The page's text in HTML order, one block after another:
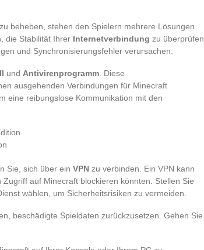
beheben, stehen den Spielern mehrere Lösungen
die Stabilität Ihrer Internetverbindung zu überprüfen.
und Synchronisierungsfehler verursachen.
und Antivirenprogramm . Diese
ausgehenden Verbindungen für Minecraft
eine reibungslose Kommunikation mit den
Sie, sich über ein VPN zu verbinden. Ein VPN kann
auf Minecraft blockieren könnten. Stellen Sie
wählen, um Sicherheitsrisiken zu vermeiden.
beschädigte Spieldaten zurückzusetzen. Gehen Sie